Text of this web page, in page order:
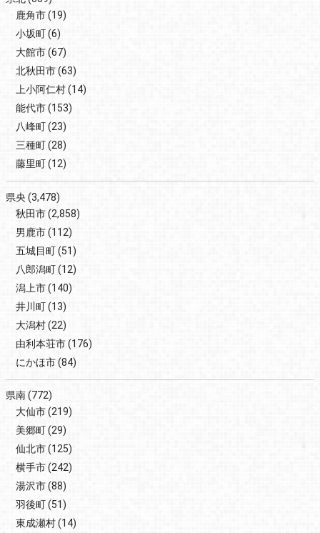
鹿角市(19)
小坂町(6)
大館市(67)
北秋田市(63)
上小阿仁村(14)
能代市(153)
八峰町(23)
三種町(28)
藤里町(12)
県央 (3,478)
秋田市(2,858)
男鹿市(112)
五城目町(51)
八郎潟町(12)
潟上市(140)
井川町(13)
大潟村(22)
由利本荘市(176)
にかほ市(84)
県南(772)
大仙市(219)
美郷町(29)
仙北市(125)
横手市(242)
湯沢市(88)
羽後町(51)
東成瀬村(14)